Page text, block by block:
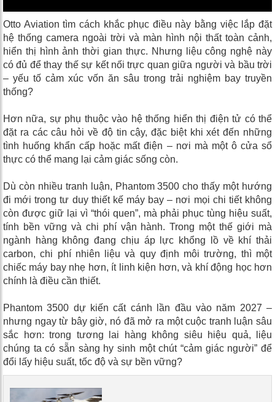
Otto Aviation tìm cách khắc phục điều này bằng việc lắp đặt
hệ thống camera ngoài trời và màn hình nội thất toàn cảnh,
hiển thị hình ảnh thời gian thực. Nhưng liệu công nghệ này
có đủ để thay thế sự kết nối trực quan giữa người và bầu trời
– yếu tố cảm xúc vốn ăn sâu trong trải nghiệm bay truyền
thống?
Hơn nữa, sự phụ thuộc vào hệ thống hiển thị điện tử có thể
đặt ra các câu hỏi về độ tin cậy, đặc biệt khi xét đến những
tình huống khẩn cấp hoặc mất điện – nơi mà một ô cửa sổ
thực có thể mang lại cảm giác sống còn.
Dù còn nhiều tranh luận, Phantom 3500 cho thấy một hướng
đi mới trong tư duy thiết kế máy bay – nơi mọi chi tiết không
còn được giữ lại vì “thói quen”, mà phải phục tùng hiệu suất,
tính bền vững và chi phí vận hành. Trong một thế giới mà
ngành hàng không đang chịu áp lực khổng lồ về khí thải
carbon, chi phí nhiên liệu và quy định môi trường, thì một
chiếc máy bay nhẹ hơn, ít linh kiện hơn, và khí động học hơn
chính là điều cần thiết.
Phantom 3500 dự kiến cất cánh lần đầu vào năm 2027 –
nhưng ngay từ bây giờ, nó đã mở ra một cuộc tranh luận sâu
sắc hơn: trong tương lai hàng không siêu hiệu quả, liệu
chúng ta có sẵn sàng hy sinh một chút “cảm giác người” để
đổi lấy hiệu suất, tốc độ và sự bền vững?